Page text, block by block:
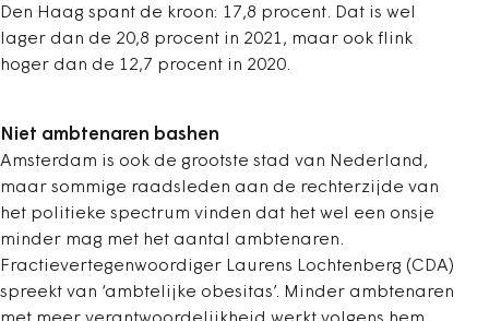
Den Haag spant de kroon: 17,8 procent. Dat is wel
lager dan de 20,8 procent in 2021, maar ook flink
hoger dan de 12,7 procent in 2020.
Niet ambtenaren bashen
Amsterdam is ook de grootste stad van Nederland,
maar sommige raadsleden aan de rechterzijde van
het politieke spectrum vinden dat het wel een onsje
minder mag met het aantal ambtenaren.
Fractievertegenwoordiger Laurens Lochtenberg (CDA)
spreekt van ‘ambtelijke obesitas’. Minder ambtenaren